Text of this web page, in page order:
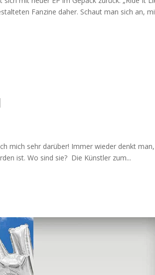
Fanzine daher. Schaut man sich an,
mich sehr darüber! Immer wieder denkt
ist. Wo sind sie? Die Künstler zum...